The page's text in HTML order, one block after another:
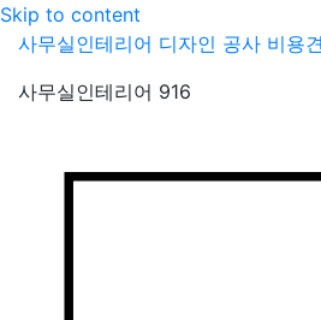
Skip to content
사무실인테리어 디자인 공사 비용
사무실인테리어 916